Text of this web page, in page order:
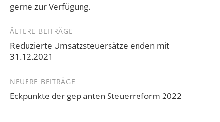
gerne zur Verfügung.
Beitragsnavigation
ÄLTERE BEITRÄGE
Reduzierte Umsatzsteuersätze enden mit
31.12.2021
NEUERE BEITRÄGE
Eckpunkte der geplanten Steuerreform 2022